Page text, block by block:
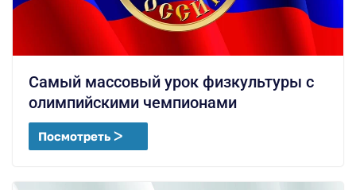
Самый массовый урок физкультуры с
олимпийскими чемпионами
Посмотреть ᐳ